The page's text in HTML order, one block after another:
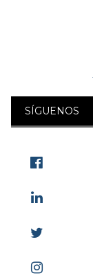
SÍGUENOS